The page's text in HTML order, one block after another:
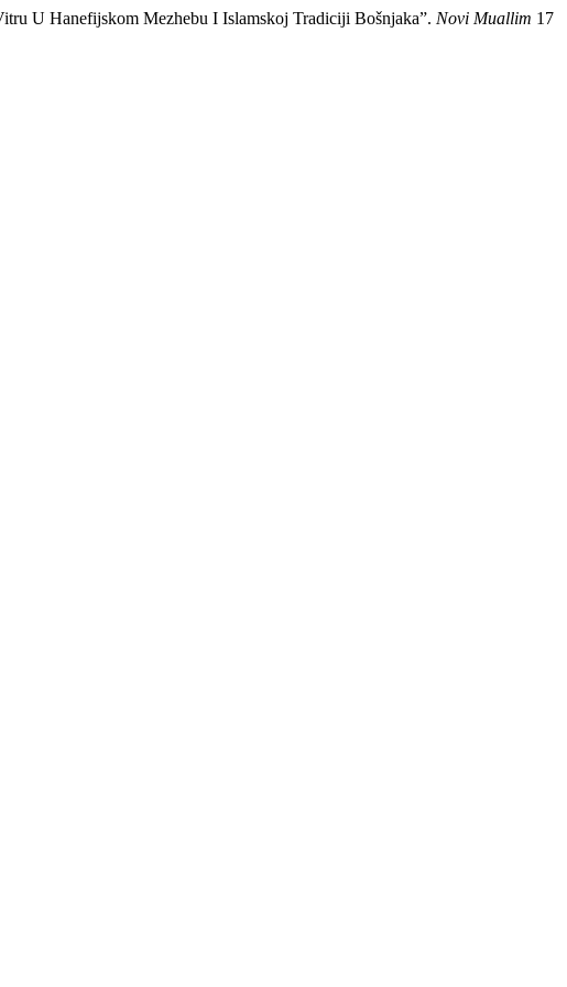
U Hanefijskom Mezhebu I Islamskoj Tradiciji Bošnjaka”. Novi Muallim 17